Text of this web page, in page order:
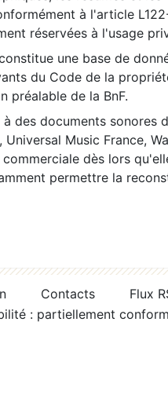
à l'article
réservées à l'usage
une base de
du Code de la
préalable de la BnF.
des documents sonores
Universal Music France,
dès lors
permettre la
Contacts
Flux
: partiellement